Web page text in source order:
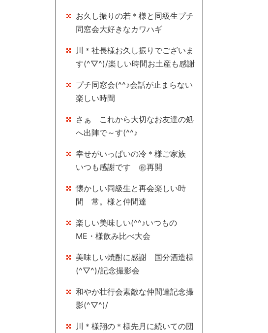
お久し振りの若＊様と同級生プチ
同窓会大好きなカワハギ
川＊社長様お久し振りでございま
す(^▽^)/楽しい時間お土産も感謝
プチ同窓会(^^♪会話が止まらない
楽しい時間
さぁ これから大切なお友達の処
へ出陣で～す(^^♪
幸せがいっぱいの冷＊様ご家族
いつも感謝です ㊗再開
懐かしい同級生と再会楽しい時
間 常。様と仲間達
楽しい美味しい(^^♪いつもの
ME・様飲み比べ大会
美味しい焼酎に感謝 国分酒造様
(^▽^)/記念撮影会
和やか壮行会素敵な仲間達記念撮
影(^▽^)/
川＊様翔の＊様先月に続いての団